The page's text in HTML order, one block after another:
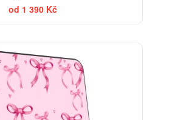
od 1 390 Kč